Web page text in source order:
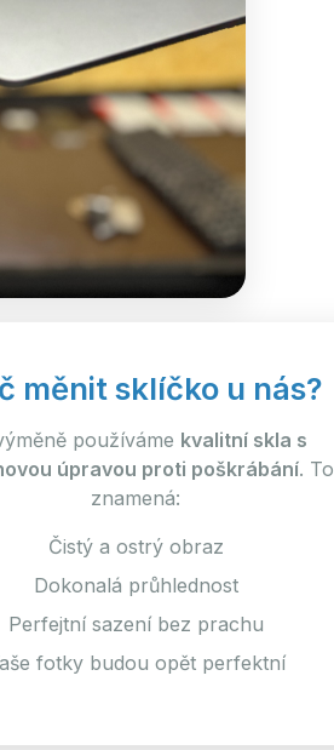
měnit sklíčko u nás?
používáme kvalitní skla s
úpravou proti poškrábání. To
znamená:
Čistý a ostrý obraz
Dokonalá průhlednost
Perfejtní sazení bez prachu
fotky budou opět perfektní